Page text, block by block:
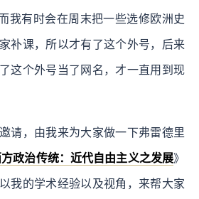
我有时会在周末把一些选修欧洲史
补课，所以才有了这个外号，后来
这个外号当了网名，才一直用到现
请，由我来为大家做一下弗雷德里
方政治传统：近代自由主义之发展》
我的学术经验以及视角，来帮大家